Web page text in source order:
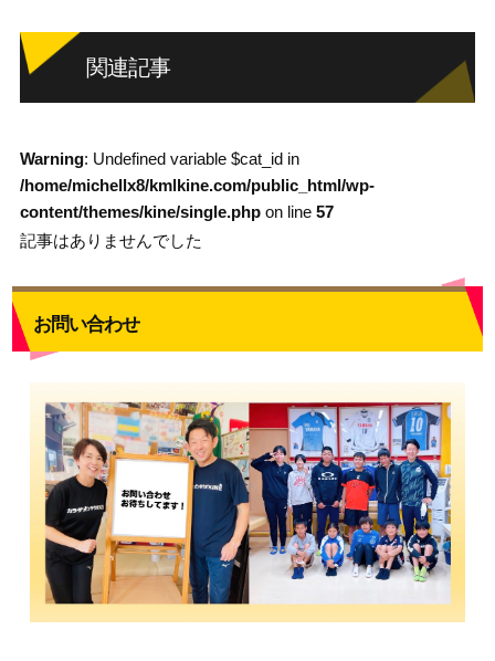
関連記事
Warning: Undefined variable $cat_id in
/home/michellx8/kmlkine.com/public_html/wp-
content/themes/kine/single.phpon line 57
記事はありませんでした
お問い合わせ